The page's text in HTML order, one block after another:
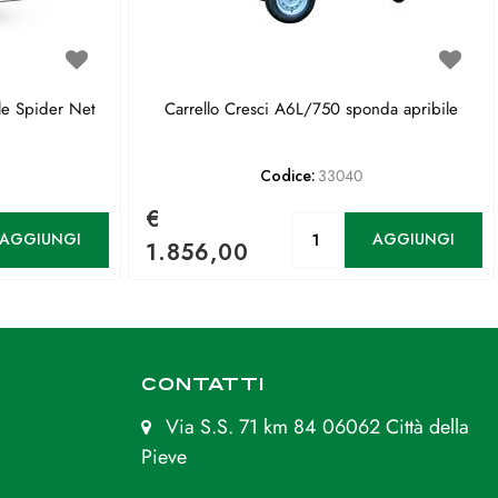
Spider Net Carrello Cresci A6L/750 sponda apribile
Codice: 33040
€
1.856,00
AGGIUNGI
CONTATTI
Via S.S. 71 km 84 06062 Città della
Pieve